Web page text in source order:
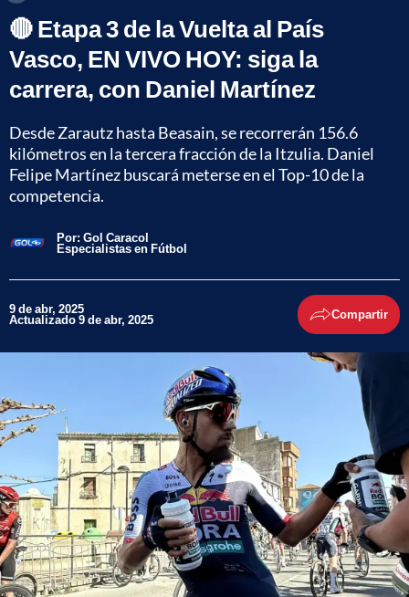
🔴 Etapa 3 de la Vuelta al País
Vasco, EN VIVO HOY: siga la
carrera, con Daniel Martínez
Desde Zarautz hasta Beasain, se recorrerán 156.6
kilómetros en la tercera fracción de la Itzulia. Daniel
Felipe Martínez buscará meterse en el Top-10 de la
competencia.
Por: Gol Caracol
Especialistas en Fútbol
9 de abr, 2025
Actualizado 9 de abr, 2025 Compartir